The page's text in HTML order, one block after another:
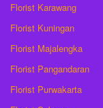
Florist Karawang
Florist Kuningan
Florist Majalengka
Florist Pangandaran
Florist Purwakarta